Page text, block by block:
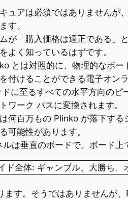
ュアは必須ではありませんが
す。
が「購入価格は適正である」
よく知っているはずです。
とは対照的に、物理的なボ
付けることができる電子オン
に至るすべての水平方向の
ワーク パスに変換されます。
何百万もの Plinko が落下す
可能性があります。
は垂直のボードで、ボード上
ます。そうではありませんが